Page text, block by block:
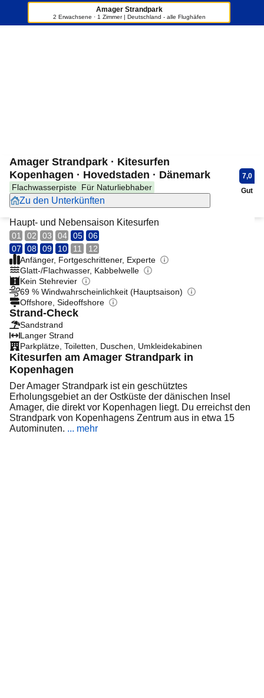
Amager Strandpark
2 Erwachsene · 1 Zimmer | Deutschland - alle Flughäfen
Amager Strandpark · Kitesurfen
Kopenhagen · Hovedstaden · Dänemark
Flachwasserpiste Für Naturliebhaber
Zu den Unterkünften
7,0
Gut
Haupt- und Nebensaison Kitesurfen
01 02 03 04 05
06
07
08 09 10 11
12
Anfänger, Fortgeschrittener, Experte
Glatt-/Flachwasser, Kabbelwelle
Kein Stehrevier
69 % Windwahrscheinlichkeit (Hauptsaison)
Offshore, Sideoffshore
Strand-Check
Sandstrand
Langer Strand
Parkplätze, Toiletten, Duschen, Umkleidekabinen
Kitesurfen am Amager Strandpark in
Kopenhagen
Der Amager Strandpark ist ein geschütztes
Erholungsgebiet an der Ostküste der dänischen Insel
Amager, die direkt vor Kopenhagen liegt. Du erreichst den
Strandpark von Kopenhagens Zentrum aus in etwa 15
Autominuten. ... mehr